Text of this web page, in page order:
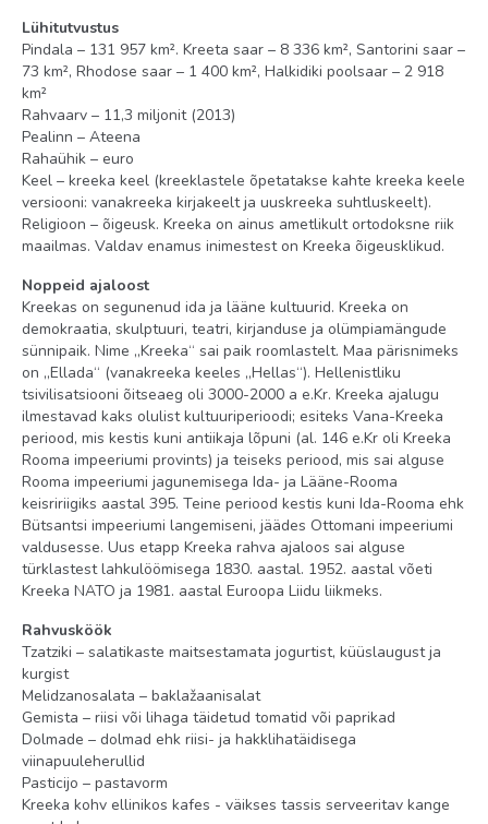
vann või dušš
Territoorium
ärikeskus
Internetikohvik tasuline
spaa-keskus
keemiline puhastus
konverentsisaalid: 1
restoranid: 2
pesumaja
arst väljakutsel
kohvik 1
parkla olemas
basseinid: 1
Wi-Fi tasuline
valuutavahetus
Meelelahutus ja sport
jõusaal
Imikud (8 kuud - 3 a.)
beebivoodi: päringu alusel, tasuta
lastetoolid restoranis päringu alusel
Lühitutvustus
Pindala – 131 957 km². Kreeta saar – 8 336 km², Santorini saar –
73 km², Rhodose saar – 1 400 km², Halkidiki poolsaar – 2 918
km²
Rahvaarv – 11,3 miljonit (2013)
Pealinn – Ateena
Rahaühik – euro
Keel – kreeka keel (kreeklastele õpetatakse kahte kreeka keele
versiooni: vanakreeka kirjakeelt ja uuskreeka suhtluskeelt).
Religioon – õigeusk. Kreeka on ainus ametlikult ortodoksne riik
maailmas. Valdav enamus inimestest on Kreeka õigeusklikud.
Noppeid ajaloost
Kreekas on segunenud ida ja lääne kultuurid. Kreeka on
demokraatia, skulptuuri, teatri, kirjanduse ja olümpiamängude
sünnipaik. Nime „Kreeka“ sai paik roomlastelt. Maa pärisnimeks
on „Ellada“ (vanakreeka keeles „Hellas“). Hellenistliku
tsivilisatsiooni õitseaeg oli 3000-2000 a e.Kr. Kreeka ajalugu
ilmestavad kaks olulist kultuuriperioodi; esiteks Vana-Kreeka
periood, mis kestis kuni antiikaja lõpuni (al. 146 e.Kr oli Kreeka
Rooma impeeriumi provints) ja teiseks periood, mis sai alguse
Rooma impeeriumi jagunemisega Ida- ja Lääne-Rooma
keisririigiks aastal 395. Teine periood kestis kuni Ida-Rooma ehk
Bütsantsi impeeriumi langemiseni, jäädes Ottomani impeeriumi
valdusesse. Uus etapp Kreeka rahva ajaloos sai alguse
türklastest lahkulöömisega 1830. aastal. 1952. aastal võeti
Kreeka NATO ja 1981. aastal Euroopa Liidu liikmeks.
Rahvusköök
Tzatziki – salatikaste maitsestamata jogurtist, küüslaugust ja
kurgist
Melidzanosalata – baklažaanisalat
Gemista – riisi või lihaga täidetud tomatid või paprikad
Dolmade – dolmad ehk riisi- ja hakklihatäidisega
viinapuuleherullid
Pasticijo – pastavorm
Kreeka kohv ellinikos kafes - väikses tassis serveeritav kange